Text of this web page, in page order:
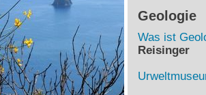
Geologie
Was ist
Reisinger